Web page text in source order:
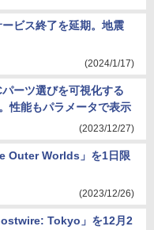
ビス終了を延期。地震
(2024/1/17)
ーツ選びを可視化する
性能もパラメータで表示
(2023/12/27)
Outer Worlds」を1日限
(2023/12/26)
Tokyo」を12月2